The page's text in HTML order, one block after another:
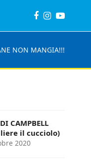
Facebook
Instagram
NON MANGIA!!!
CAMPBELL
il cucciolo)
2020